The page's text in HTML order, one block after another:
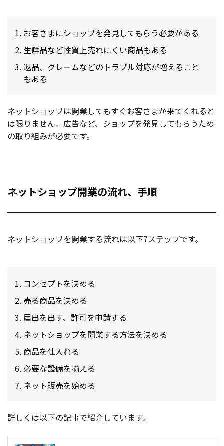
お客さまにショップを発見してもらう必要がある
生鮮品など性質上売れにくい商品もある
返品、クレームなどのトラブル対応が増えること
もある
ネットショップは開業してもすぐお客さまが来てくれると
は限りません。広告など、ショップを発見してもらうため
の取り組みが必要です。
ネットショップ開業の流れ、手順
ネットショップを開業する流れは以下7ステップです。
コンセプトを決める
売る商品を決める
届出を出す、許可を申請する
ネットショップを開業する方法を決める
商品を仕入れる
必要な設備を揃える
ネット販売を始める
詳しくは以下の記事で紹介しています。